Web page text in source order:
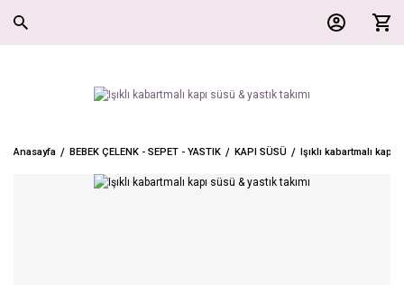
Anasayfa BEBEK ÇELENK - SEPET - YASTIK KAPI SÜSÜ Işıklı kabartmalı kapı